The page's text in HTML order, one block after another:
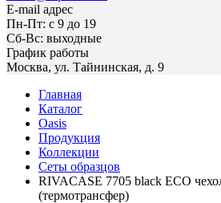
E-mail адрес
Пн-Пт: с 9 до 19
Сб-Вс: выходные
График работы
Москва, ул. Тайнинская, д. 9
Главная
Каталог
Oasis
Продукция
Коллекции
Сеты образцов
RIVACASE 7705 black ECO
(термотрансфер)